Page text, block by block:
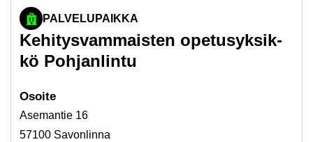
PALVELUPAIKKA
Ke­hi­tys­vam­mais­ten ope­tusyk­sik­
kö Poh­jan­lin­tu
Osoi­te
Asemantie 16
57100 Savonlinna